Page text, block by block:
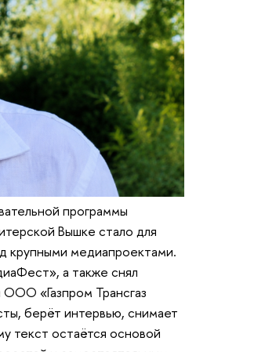
программы
Вышке стало для
крупными медиапроектами.
а также снял
«Газпром Трансгаз
берёт интервью, снимает
текст остаётся основой